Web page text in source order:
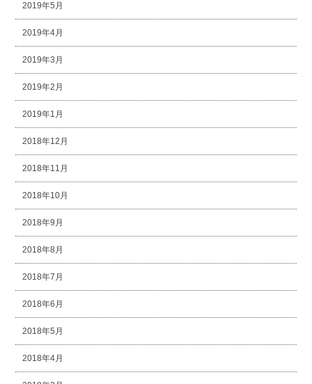
2019年5月
2019年4月
2019年3月
2019年2月
2019年1月
2018年12月
2018年11月
2018年10月
2018年9月
2018年8月
2018年7月
2018年6月
2018年5月
2018年4月